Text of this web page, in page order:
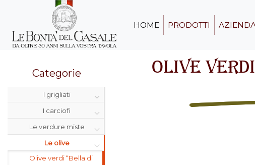
HOME PRODOTTI
Categorie
I grigliati
I carciofi
Le verdure miste
Le olive
Olive verdi “Bella di
OLIVE